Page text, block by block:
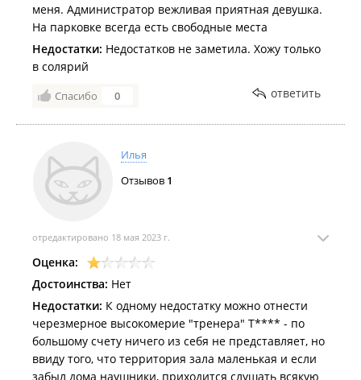
меня. Администратор вежливая приятная девушка.
На парковке всегда есть свободные места
Недостатки: Недостатков не заметила. Хожу только
в солярий
Спасибо 0 ответить
Илья
Отзывов 1
отредактировано 18 мая 2023 г.
Оценка:
Достоинства: Нет
Недостатки: К одному недостатку можно отнести
черезмерное высокомерие "тренера" Т**** - по
большому счету ничего из себя не представляет, но
ввиду того, что территория зала маленькая и если
забыл дома наушники, приходится слушать всякую